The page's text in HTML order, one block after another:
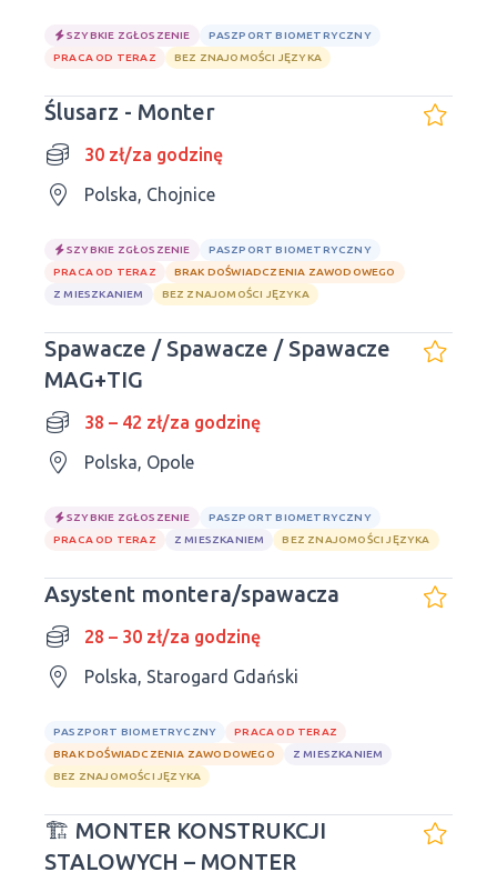
SZYBKIE ZGŁOSZENIE
PASZPORT BIOMETRYCZNY
PRACA OD TERAZ
BEZ ZNAJOMOŚCI JĘZYKA
Ślusarz - Monter
30 zł/za godzinę
Polska, Chojnice
SZYBKIE ZGŁOSZENIE
PASZPORT BIOMETRYCZNY
PRACA OD TERAZ
BRAK DOŚWIADCZENIA ZAWODOWEGO
Z MIESZKANIEM
BEZ ZNAJOMOŚCI JĘZYKA
Spawacze / Spawacze / Spawacze
MAG+TIG
38 – 42 zł/za godzinę
Polska, Opole
SZYBKIE ZGŁOSZENIE
PASZPORT BIOMETRYCZNY
PRACA OD TERAZ
Z MIESZKANIEM BEZ ZNAJOMOŚCI JĘZYKA
Asystent montera/spawacza
28 – 30 zł/za godzinę
Polska, Starogard Gdański
PASZPORT BIOMETRYCZNY
PRACA OD TERAZ
BRAK DOŚWIADCZENIA ZAWODOWEGO
Z MIESZKANIEM
BEZ ZNAJOMOŚCI JĘZYKA
🏗️ MONTER KONSTRUKCJI
STALOWYCH – MONTER